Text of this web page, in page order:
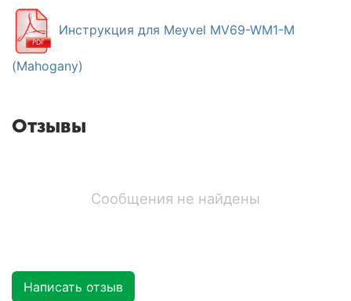
Инструкция для Meyvel MV69-WM1-M
(Mahogany)
Отзывы
Сообщения не найдены
Написать отзыв